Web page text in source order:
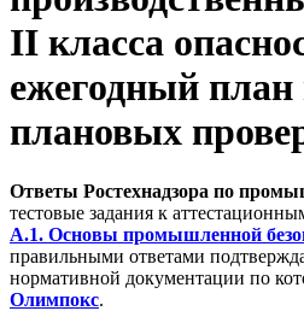
II класса
ежегодный план
плановых
Ответы Ростехнадзора по
тестовые задания к
А.1. Основы промышленной
правильными ответами
нормативной документации по
Олимпокс.